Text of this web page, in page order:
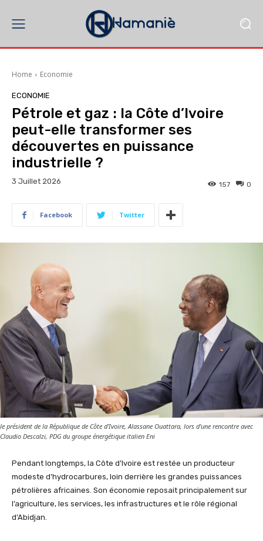
Home Economie
ECONOMIE
Pétrole et gaz : la Côte d’Ivoire
peut-elle transformer ses
découvertes en puissance
industrielle ?
3 Juillet 2026 0
157
Facebook Twitter
le président de la République de Côte d'Ivoire, Alassane Ouattara, lors d'une rencontre avec
Claudio Descalzi, PDG du groupe énergétique italien Eni
Pendant longtemps, la Côte d’Ivoire est restée un producteur
modeste d’hydrocarbures, loin derrière les grandes puissances
pétrolières africaines. Son économie reposait principalement sur
l’agriculture, les services, les infrastructures et le rôle régional
d’Abidjan.